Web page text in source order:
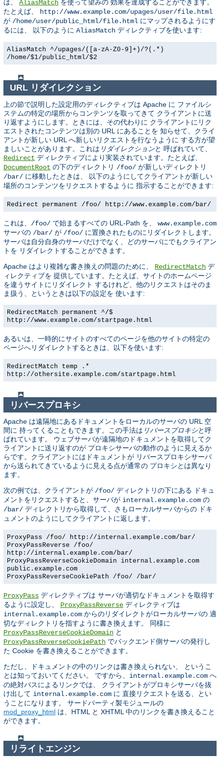
は、 AliasMatch を使って望みの 効果を達成することができます。
たとえば、
http://www.example.com/upages/user/file.html
が /home/user/public_html/file.html にマップされるようにす
るには、 以下のように AliasMatch ディレクティブを使います:
AliasMatch ^/upages/([a-zA-Z0-9]+)/?(.*)
/home/$1/public_html/$2
URL リダイレクション
上の節で説明した設定用のディレクティブは Apache に ファイルシ
ステムの特定の場所からコンテンツを取ってきて クライアントに送
り返すようにします。ときには、その代わりに クライアントにリク
エストされたコンテンツは別の URL にあることを 知らせて、クライ
アントが新しい URL へ新しいリクエストを行なうように する方が望
ましいことがあります。これは リダイレクションと 呼ばれていて、
Redirect ディレクティブにより実装されています。たとえば、
DocumentRoot の下のディレクトリ /foo/ が新しいディレクトリ
/bar/ に移動したときは、 以下のようにしてクライアントが新しい
場所のコンテンツをリクエストするように 指示することができます:
Redirect permanent /foo/ http://www.example.com/bar/
これは、 /foo/ で始まるすべての URL-Path を、 www.example.com
サーバの /bar/ が /foo/ に置換されたものにリダイレクトします。
サーバは自分自身のサーバだけでなく、どのサーバにでもクライアン
トを リダイレクトすることができます。
Apache はより複雑な書き換えの問題のために、 RedirectMatch デ
ィレクティブを 提供しています。たとえば、サイトのホームページ
を違うサイトにリダイレクト するけれど、他のリクエストはそのま
ま扱う、というときは以下の設定を 使います:
RedirectMatch permanent ^/$
http://www.example.com/startpage.html
あるいは、一時的にサイトのすべてのページを他のサイトの特定の
ページへリダイレクトするときは、以下を使います:
RedirectMatch temp .*
http://othersite.example.com/startpage.html
リバースプロキシ
Apache は遠隔地にあるドキュメントをローカルのサーバの URL 空
間に 持ってくることもできます。この手法は リバースプロキシと呼
ばれています。 ウェブサーバが遠隔地のドキュメントを取得してク
ライアントに送り返すのが プロキシサーバの動作のように見えるか
らです。クライアントにはドキュメントが リバースプロキシサーバ
から送られてきているように見える点が通常の プロキシとは異なり
ます。
次の例では、クライアントが /foo/ ディレクトリの下にある ドキュ
メントをリクエストすると、サーバが internal.example.com の
/bar/ ディレクトリから取得して、さもローカルサーバからの ドキ
ュメントのようにしてクライアントに返します。
ProxyPass /foo/ http://internal.example.com/bar/
ProxyPassReverse /foo/
http://internal.example.com/bar/
ProxyPassReverseCookieDomain internal.example.com
public.example.com
ProxyPassReverseCookiePath /foo/ /bar/
ProxyPass ディレクティブは サーバが適切なドキュメントを取得す
るように設定し、 ProxyPassReverse ディレクティブは
internal.example.com からのリダイレクトがローカルサーバの 適
切なディレクトリを指すように書き換えます。 同様に
ProxyPassReverseCookieDomain と
ProxyPassReverseCookiePath でバックエンド側サーバの発行し
た Cookie を書き換えることができます。
ただし、ドキュメントの中のリンクは書き換えられない、 というこ
とは知っておいてください。 ですから、 internal.example.com へ
の絶対パスによるリンクでは、 クライアントがプロキシサーバを抜
け出して internal.example.com に 直接リクエストを送る、とい
うことになります。 サードパーティ製モジュールの
mod_proxy_html は、HTML と XHTML 中のリンクを書き換えること
ができます。
リライトエンジン